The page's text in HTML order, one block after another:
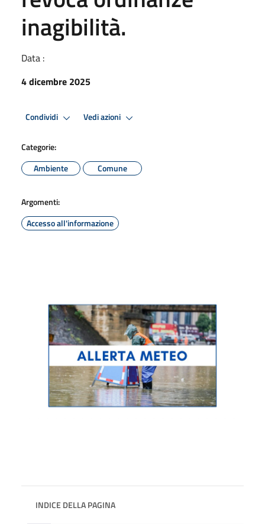
inagibilità.
Data :
4 dicembre 2025
Condividi Vedi azioni
Categorie:
Ambiente
Comune
Argomenti:
Accesso all'informazione
INDICE DELLA PAGINA